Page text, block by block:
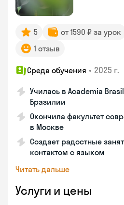
5 от 1590 ₽ за урок
1 отзыв
Среда обучения • 2025 г.
Училась в Academia
Бразилии
Окончила факультет
в Москве
Создает радостные
контактом с языком
Читать дальше
Услуги и цены